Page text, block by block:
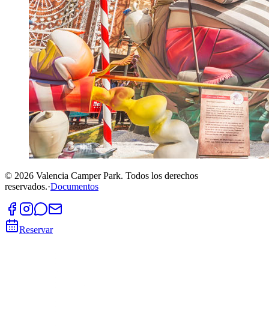
© 2026 Valencia Camper Park. Todos los derechos
reservados.·Documentos
Reservar